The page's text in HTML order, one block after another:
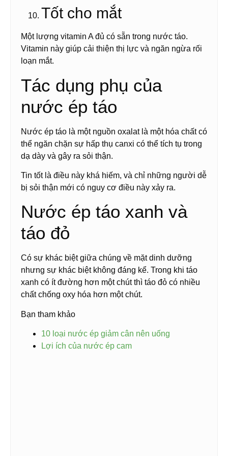
Tốt cho mắt
Một lượng vitamin A đủ có sẵn trong nước táo.
Vitamin này giúp cải thiện thị lực và ngăn ngừa rối
loạn mắt.
Tác dụng phụ của
nước ép táo
Nước ép táo là một nguồn oxalat là một hóa chất có
thể ngăn chặn sự hấp thụ canxi có thể tích tụ trong
dạ dày và gây ra sỏi thận.
Tin tốt là điều này khá hiếm, và chỉ những người dễ
bị sỏi thận mới có nguy cơ điều này xảy ra.
Nước ép táo xanh và
táo đỏ
Có sự khác biệt giữa chúng về mặt dinh dưỡng
nhưng sự khác biệt không đáng kể. Trong khi táo
xanh có ít đường hơn một chút thì táo đỏ có nhiều
chất chống oxy hóa hơn một chút.
Bạn tham khảo
10 loại nước ép giảm cân nên uống
Lợi ích của nước ép cam